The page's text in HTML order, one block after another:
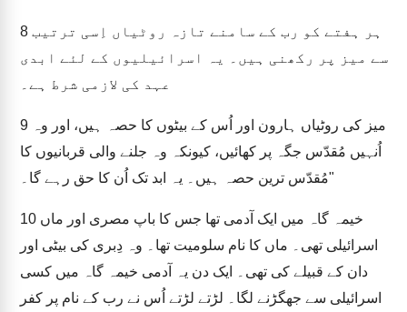
8
سے میز پر رکھنی ہیں۔ یہ اسرائیلیوں کے لئے ابدی
عہد کی لازمی شرط ہے۔
9
اُنہیں مُقدّس جگہ پر کھائیں، کیونکہ وہ جلنے والی قربانیوں کا
مُقدّس ترین حصہ ہیں۔ یہ ابد تک اُن کا حق رہے گا۔"
10
اسرائیلی تھی۔ ماں کا نام سلومیت تھا۔ وہ دِبری کی بیٹی اور
دان کے قبیلے کی تھی۔ ایک دن یہ آدمی خیمہ گاہ میں کسی
اسرائیلی سے جھگڑنے لگا۔ لڑتے لڑتے اُس نے رب کے نام پر کفر